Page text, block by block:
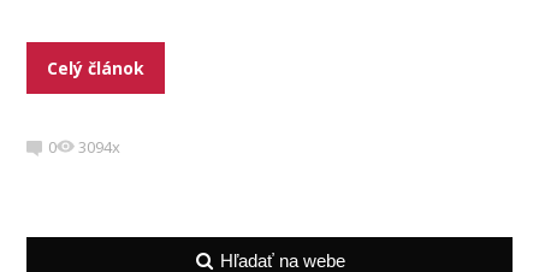
Celý článok
0 3094x
Hľadať na webe